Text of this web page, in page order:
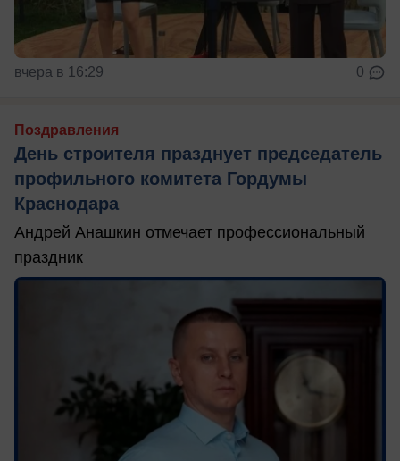
вчера в 16:29 0
Поздравления
День строителя празднует председатель
профильного комитета Гордумы
Краснодара
Андрей Анашкин отмечает профессиональный
праздник